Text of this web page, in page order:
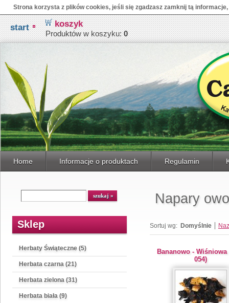
Strona korzysta z plików cookies, jeśli się zgadzasz zamknij tą
start koszyk
Produktów w koszyku:0
Home Informacje o produktach Regulamin
Sklep
Herbaty Świąteczne (5)
Herbata czarna (21)
Herbata zielona (31)
Herbata biała (9)
Napary
Sortuj wg: Domyślnie
Bananowo - Wiśniowa
054)